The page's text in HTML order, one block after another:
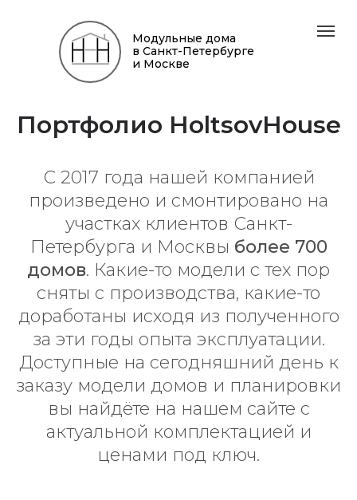
Модульные дома
в Санкт-Петербурге
и Москве
Портфолио HoltsovHouse
С 2017 года нашей компанией
произведено и смонтировано на
участках клиентов Санкт-
Петербурга и Москвы более 700
домов. Какие-то модели с тех пор
сняты с производства, какие-то
доработаны исходя из полученного
за эти годы опыта эксплуатации.
Доступные на сегодняшний день к
заказу модели домов и планировки
вы найдёте на нашем сайте с
актуальной комплектацией и
ценами под ключ.